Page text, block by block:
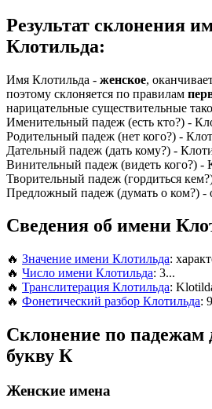
Результат склонения
Клотильда:
Имя Клотильда - женское,
поэтому склоняется по правилам
нарицательные существительные
Именительный падеж (есть кто?) -
Родительный падеж (нет кого?) -
Дательный падеж (дать кому?) -
Винительный падеж (видеть кого?) -
Творительный падеж (гордиться
Предложный падеж (думать о ком?) -
Сведения об имени
🔥 Значение имени Клотильда:
🔥 Число имени Клотильда: 3...
🔥 Транслитерация Клотильда:
🔥 Фонетический разбор Клотильда:
Склонение по падежам
букву К
Женские имена